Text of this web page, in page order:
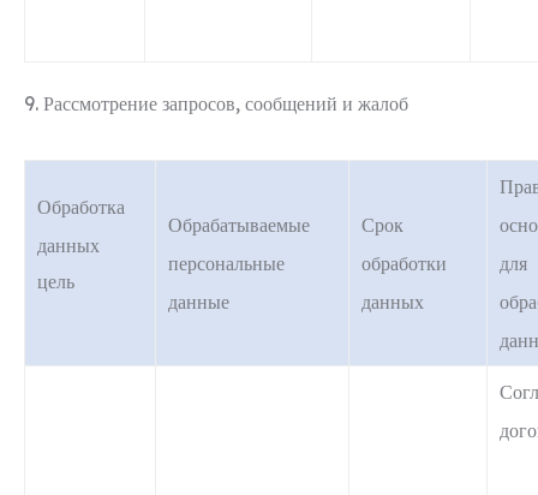
9. Рассмотрение запросов, сообщений и жалоб
Обработка
данных
цель
Обрабатываемые
персональные
данные
Срок
обработки
данных
для